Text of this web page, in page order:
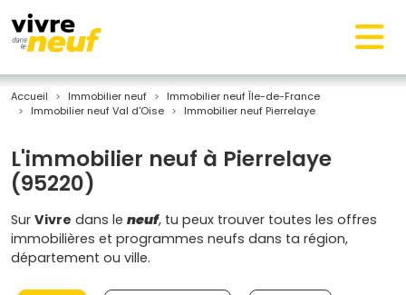
Accueil Immobilier neuf
Immobilier neuf Île-de-France
Immobilier neuf Val d'Oise
Immobilier neuf Pierrelaye
L'immobilier neuf à Pierrelaye
(95220)
Sur Vivre dans le neuf, tu peux trouver toutes les offres
immobilières et programmes neufs dans ta région,
département ou ville.